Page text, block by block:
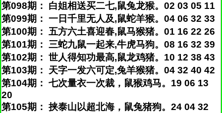
第098期： 白姐相送买二七,鼠兔龙猴。02 03 05 11
第099期： 一日千里无人及,鼠蛇羊猴。04 06 32 33
第100期： 五方六土喜迎春,鼠马猴猪。01 16 22 26
第101期： 三蛇九鼠一起来,牛虎马狗。08 16 32 39
第102期： 世人得知功最高,鼠龙鸡猪。10 12 38 43
第103期： 天字一发六可定,兔羊猴猪。04 32 40 42
第104期： 七次量衣一次裁，鼠猴鸡马。19 06 13
20
第105期： 挟泰山以超北海，鼠兔猪狗。24 04 32